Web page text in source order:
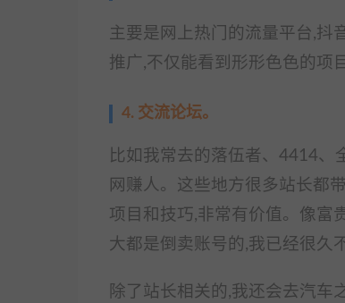
主要是网上热门的流量平台,抖
推广,不仅能看到形形色色的项
4. 交流论坛。
比如我常去的落伍者、4414、
网赚人。这些地方很多站长都
项目和技巧,非常有价值。像富
大都是倒卖账号的,我已经很久
除了站长相关的,我还会去汽车